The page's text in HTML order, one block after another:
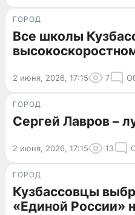
ГОРОД
Все школы
2 июня, 2026, 17:15 7
ГОРОД
Сергей Лавров –
2 июня, 2026, 17:15 13
ГОРОД
Кузбассовцы
«Единой России»